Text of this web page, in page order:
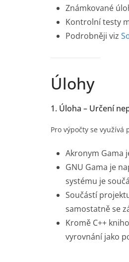
Známkované
Kontrolní testy
Podrobněji viz
Úlohy
1. Úloha – Určení
Pro výpočty se
Akronym Gama
GNU Gama je
systému je
Součástí
samostatně se
Kromě C++
vyrovnání jako